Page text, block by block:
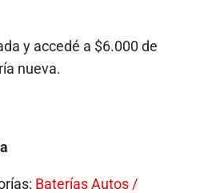
y accedé a $6.000 de
nueva.
Baterías Autos /